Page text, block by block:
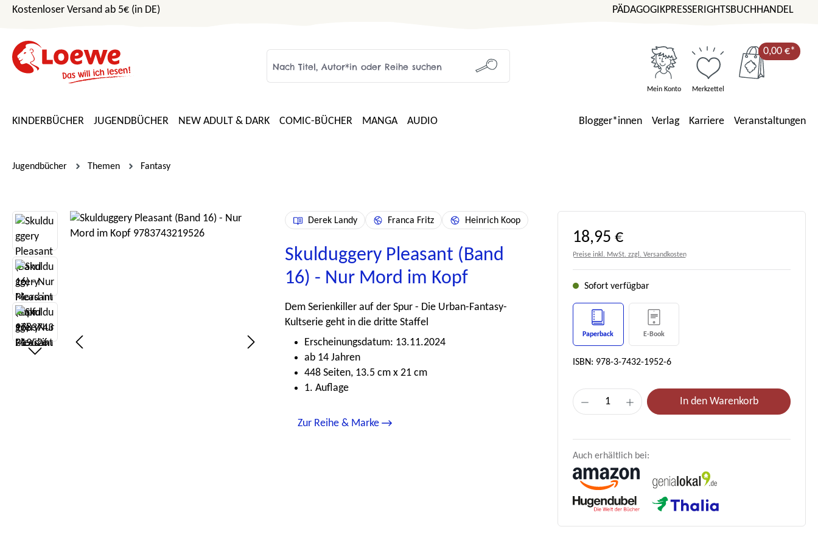
Hauptinhalt springen
Zur Suche springen
Zur Hauptnavigation springen
Kostenloser Versand ab 5€ (in DE) PÄDAGOGIKPRESSERIGHTSBUCHHANDEL
Mein Konto Merkzettel
0,00 €*
KINDERBÜCHER JUGENDBÜCHER NEW ADULT & DARK COMIC-BÜCHER MANGA AUDIO Blogger*innen Verlag Karriere Veranstaltungen
Jugendbücher Themen Fantasy
Bildergalerie überspringen Derek Landy Franca Fritz Heinrich Koop
Skulduggery Pleasant (Band
16) - Nur Mord im Kopf
Dem Serienkiller auf der Spur - Die Urban-Fantasy-
Kultserie geht in die dritte Staffel
Erscheinungsdatum: 13.11.2024
ab 14 Jahren
448 Seiten, 13.5 cm x 21 cm
1. Auflage
Zur Reihe & Marke
Regulärer Preis:
18,95 €
Preise inkl. MwSt. zzgl. Versandkosten
Sofort verfügbar
Paperback E-Book
ISBN: 978-3-7432-1952-6
Produkt Anzahl: Gib den gewünschten
In den Warenkorb
Auch erhältlich bei: